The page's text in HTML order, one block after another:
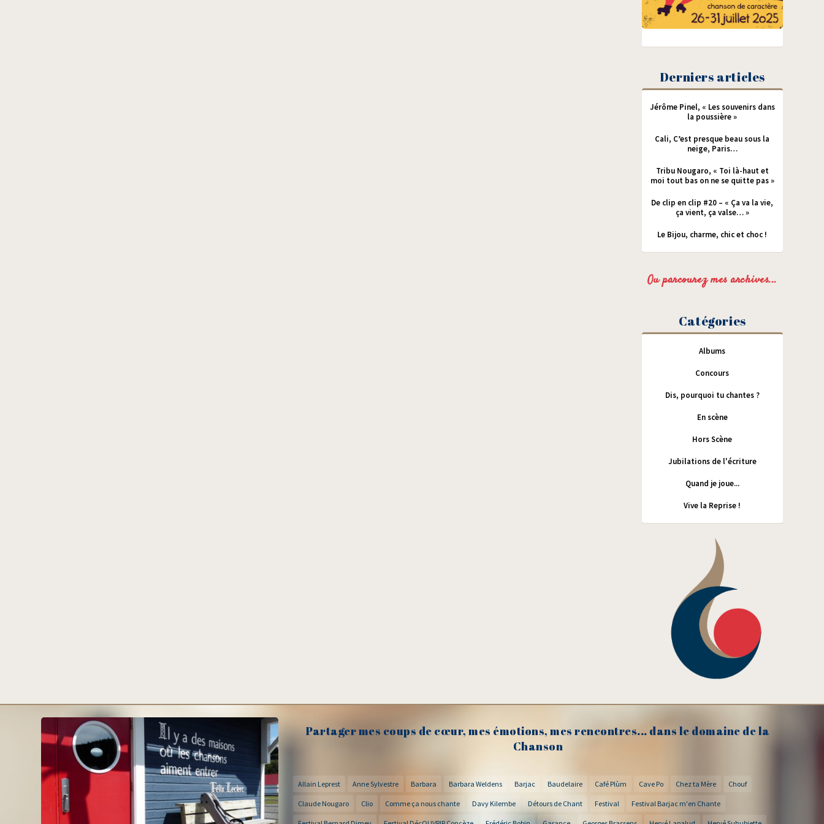
Derniers articles
Jérôme Pinel, « Les souvenirs dans
la poussière »
Cali, C’est presque beau sous la
neige, Paris…
Tribu Nougaro, « Toi là-haut et
moi tout bas on ne se quitte pas »
De clip en clip #20 – « Ça va la vie,
ça vient, ça valse… »
Le Bijou, charme, chic et choc !
Ou parcourez mes archives...
Catégories
Albums
Concours
Dis, pourquoi tu chantes ?
En scène
Hors Scène
Jubilations de l'écriture
Quand je joue...
Vive la Reprise !
Partager mes coups de cœur, mes émotions, mes rencontres... dans le domaine de la
Chanson
Allain Leprest Anne Sylvestre Barbara Barbara Weldens Barjac Baudelaire Café Plùm Cave Po Chez ta Mère Chouf
Claude Nougaro Clio Comme ça nous chante Davy Kilembe Détours de Chant Festival Festival Barjac m'en Chante